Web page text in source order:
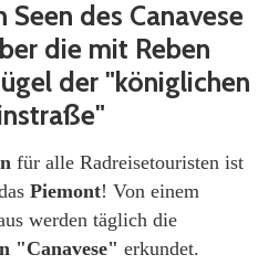
des Canavese
die mit Reben
der "königlichen
für alle Radreisetouristen ist
Piemont! Von einem
werden täglich die
"Canavese" erkundet.